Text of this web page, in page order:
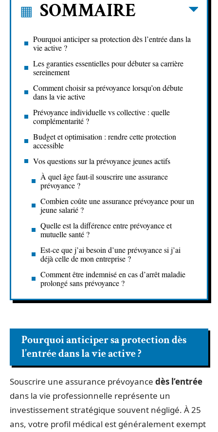
SOMMAIRE
Pourquoi anticiper sa protection dès l’entrée dans la
vie active ?
Les garanties essentielles pour débuter sa carrière
sereinement
Comment choisir sa prévoyance lorsqu’on débute
dans la vie active
Prévoyance individuelle vs collective : quelle
complémentarité ?
Budget et optimisation : rendre cette protection
accessible
Vos questions sur la prévoyance jeunes actifs
À quel âge faut-il souscrire une assurance
prévoyance ?
Combien coûte une assurance prévoyance pour un
jeune salarié ?
Quelle est la différence entre prévoyance et
mutuelle santé ?
Est-ce que j’ai besoin d’une prévoyance si j’ai
déjà celle de mon entreprise ?
Comment être indemnisé en cas d’arrêt maladie
prolongé sans prévoyance ?
Pourquoi anticiper sa protection dès
l’entrée dans la vie active ?
Souscrire une assurance prévoyance dès l’entrée
dans la vie professionnelle représente un
investissement stratégique souvent négligé. À 25
ans, votre profil médical est généralement exempt